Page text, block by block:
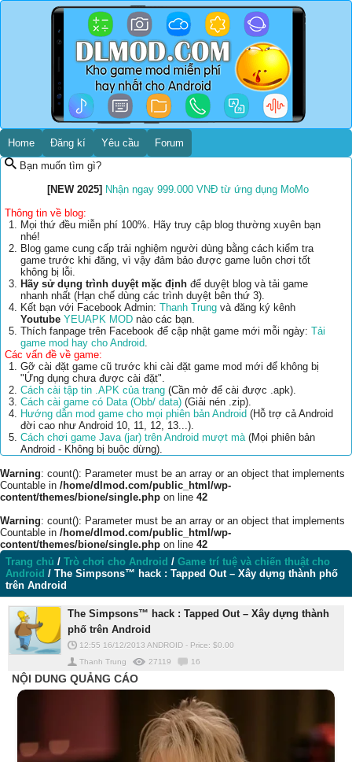
Home Đăng kí Yêu cầu
Forum
Bạn muốn tìm gì?
[NEW 2025] Nhận ngay 999.000 VNĐ từ ứng dụng MoMo
Thông tin về blog:
Mọi thứ đều miễn phí 100%. Hãy truy cập blog thường xuyên bạn
nhé!
Blog game cung cấp trải nghiệm người dùng bằng cách kiểm tra
game trước khi đăng, vì vậy đảm bảo được game luôn chơi tốt
không bị lỗi.
Hãy sử dụng trình duyệt mặc định để duyệt blog và tải game
nhanh nhất (Hạn chế dùng các trình duyệt bên thứ 3).
Kết bạn với Facebook Admin: Thanh Trung và đăng ký kênh
Youtube YEUAPK MOD nào các bạn.
Thích fanpage trên Facebook để cập nhật game mới mỗi ngày: Tải
game mod hay cho Android.
Các vấn đề về game:
Gỡ cài đặt game cũ trước khi cài đặt game mod mới để không bị
"Ứng dụng chưa được cài đặt".
Cách cài tập tin .APK của trang (Cần mở để cài được .apk).
Cách cài game có Data (Obb/ data) (Giải nén .zip).
Hướng dẫn mod game cho mọi phiên bản Android (Hỗ trợ cả Android
đời cao như Android 10, 11, 12, 13...).
Cách chơi game Java (jar) trên Android mượt mà(Mọi phiên bản
Android - Không bị buộc dừng).
Warning: count(): Parameter must be an array or an object that implements
Countable in /home/dlmod.com/public_html/wp-
content/themes/bione/single.php on line 42
Warning: count(): Parameter must be an array or an object that implements
Countable in /home/dlmod.com/public_html/wp-
content/themes/bione/single.php on line 42
Trang chủ / Trò chơi cho Android / Game trí tuệ và chiến thuật cho
Android / The Simpsons™ hack : Tapped Out – Xây dựng thành phố
trên Android
The Simpsons™ hack : Tapped Out – Xây dựng thành
phố trên Android
12:55 16/12/2013 ANDROID - Price: $0.00
Thanh Trung
27119 16